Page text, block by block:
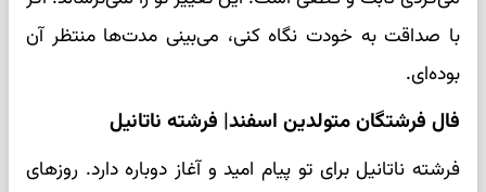
با صداقت به خودت نگاه کنی، می‌بینی مدت‌ها منتظر آن
بوده‌ای.
فال فرشتگان متولدین اسفند| فرشته ناتانیل
فرشته ناتانیل برای تو پیام امید و آغاز دوباره دارد. روزهای